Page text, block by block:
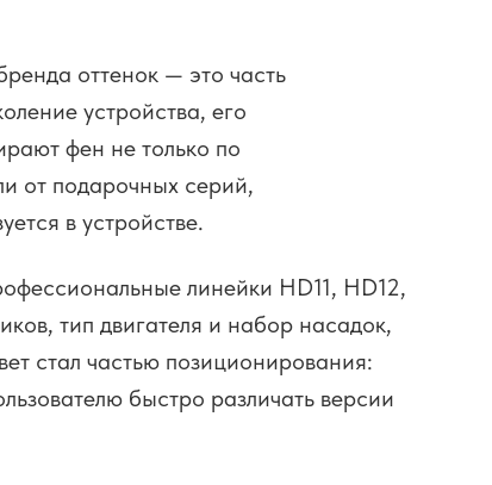
оттенок — это часть
устройства, его
фен не только по
от подарочных серий,
в устройстве.
линейки HD11, HD12,
тип двигателя и набор насадок,
стал частью позиционирования:
быстро различать версии